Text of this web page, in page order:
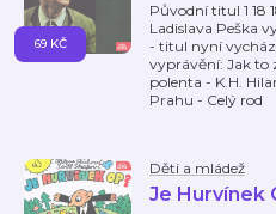
Původní titul 1 18
Ladislava Peška
- titul nyní
vyprávění: Jak to
polenta - K.H.
Prahu - Celý rod
69 KČ
Děti a mládež
Je Hurvínek